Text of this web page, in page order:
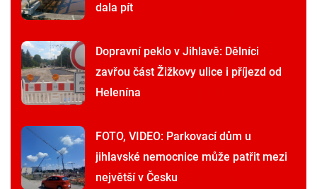
dala pít
Dopravní peklo v Jihlavě: Dělníci
zavřou část Žižkovy ulice i příjezd od
Helenína
FOTO, VIDEO: Parkovací dům u
jihlavské nemocnice může patřit mezi
největší v Česku